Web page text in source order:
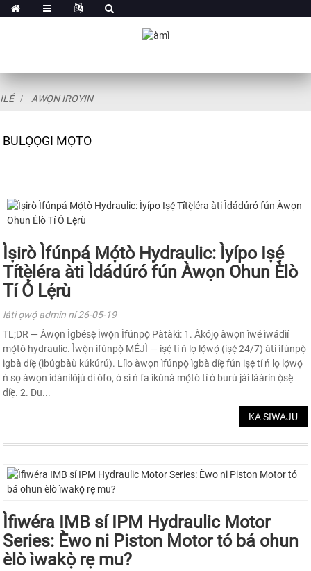
ILÉ AWỌN IROYIN
BULỌỌGI MỌTO
Ìṣirò Ìfúnpá Mọ́tò Hydraulic: Ìyípo Iṣẹ́
Títẹ̀léra àti Ìdádúró fún Àwọn Ohun Èlò
Tí Ó Lẹ́rù
láti ọwọ́ admin ní 26-05-19
TL;DR — Àwọn Ìgbésẹ̀ Ìwọ̀n Ìfúnpọ̀ Pàtàkì: 1. Àkójọ àwọn ìwé ìwádìí
mọ́tò hydraulic. Ìwọ̀n ìfúnpọ̀ MÉJÌ — iṣẹ́ tí ń lọ lọ́wọ́ (iṣẹ́ 24/7) àti ìfúnpọ̀
ìgbà díẹ̀ (ìbúgbàù kúkúrú). Lílo àwọn ìfúnpọ̀ ìgbà díẹ̀ fún iṣẹ́ tí ń lọ lọ́wọ́
ń sọ àwọn ìdánilójú di òfo, ó sì ń fa ìkùnà mọ́tò tí ó burú jáì láàrín ọ̀sẹ̀
díẹ̀. 2. Du...
KA SIWAJU
Ìfiwéra IMB sí IPM Hydraulic Motor
Series: Èwo ni Piston Motor tó bá ohun
èlò ìwakọ̀ rẹ mu?